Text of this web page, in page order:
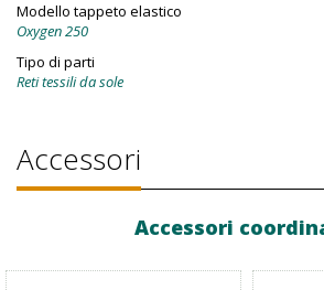
Modello tappeto elastico
Oxygen 250
Tipo di parti
Reti tessili da sole
Accessori
Accessori